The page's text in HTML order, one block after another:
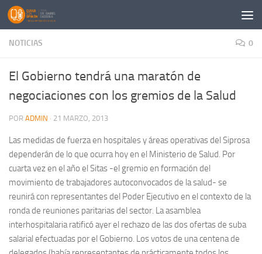
Saltar al contenido
NOTICIAS 0
El Gobierno tendrá una maratón de
negociaciones con los gremios de la Salud
POR ADMIN · 21 MARZO, 2013
Las medidas de fuerza en hospitales y áreas operativas del Siprosa
dependerán de lo que ocurra hoy en el Ministerio de Salud. Por
cuarta vez en el año el Sitas -el gremio en formación del
movimiento de trabajadores autoconvocados de la salud- se
reunirá con representantes del Poder Ejecutivo en el contexto de la
ronda de reuniones paritarias del sector. La asamblea
interhospitalaria ratificó ayer el rechazo de las dos ofertas de suba
salarial efectuadas por el Gobierno. Los votos de una centena de